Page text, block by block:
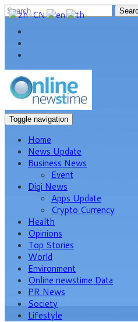
Toggle navigation
Home
News Update
Business News
Event
Digi News
Apps Update
Crypto Currency
Health
Opinions
Top Stories
World
Environment
Online newstime Data
PR News
Society
Lifestyle